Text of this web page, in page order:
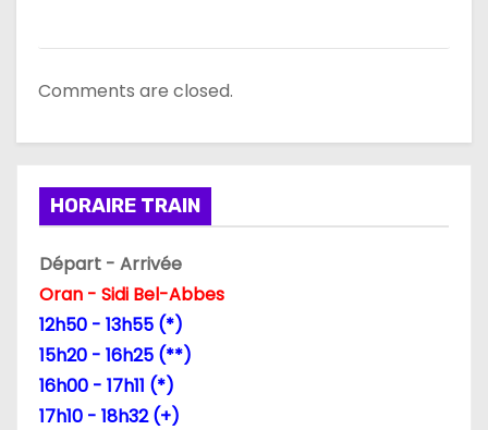
c
e
Comments are closed.
HORAIRE TRAIN
Départ - Arrivée
Oran - Sidi Bel-Abbes
12h50 - 13h55 (*)
15h20 - 16h25 (**)
16h00 - 17h11 (*)
17h10 - 18h32 (+)